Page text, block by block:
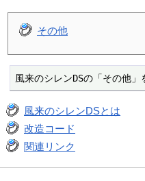
その他
風来のシレンDSの「その他」
風来のシレンDSとは
改造コード
関連リンク